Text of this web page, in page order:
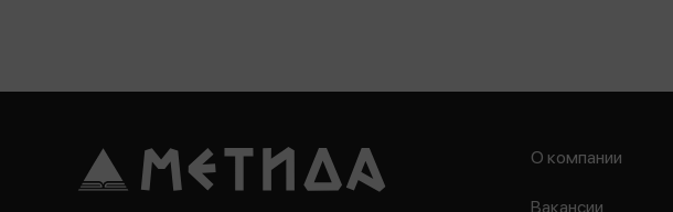
О компании
Вакансии